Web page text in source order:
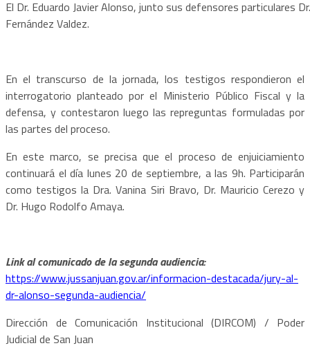
El Dr. Eduardo Javier Alonso, junto sus defensores particulares
Fernández Valdez.
En el transcurso de la jornada, los testigos respondieron el
interrogatorio planteado por el Ministerio Público Fiscal y la
defensa, y contestaron luego las repreguntas formuladas por
las partes del proceso.
En este marco, se precisa que el proceso de enjuiciamiento
continuará el día lunes 20 de septiembre, a las 9h. Participarán
como testigos la Dra. Vanina Siri Bravo, Dr. Mauricio Cerezo y
Dr. Hugo Rodolfo Amaya.
Link al comunicado de la segunda audiencia:
https://www.jussanjuan.gov.ar/informacion-destacada/jury-al-
dr-alonso-segunda-audiencia/
Dirección de Comunicación Institucional (DIRCOM) / Poder
Judicial de San Juan